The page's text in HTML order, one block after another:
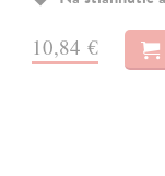
10,84 €